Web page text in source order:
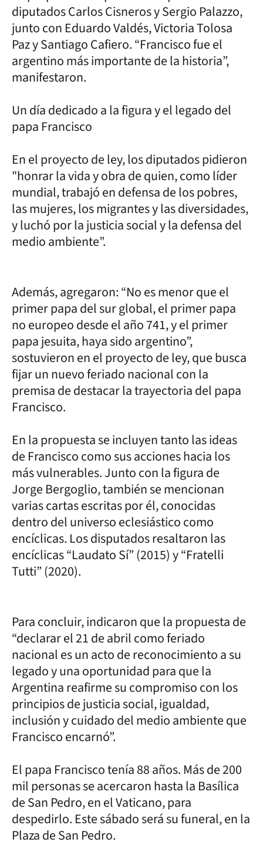
diputados Carlos Cisneros y Sergio Palazzo,
junto con Eduardo Valdés, Victoria Tolosa
Paz y Santiago Cafiero. “Francisco fue el
argentino más importante de la historia”,
manifestaron.
Un día dedicado a la figura y el legado del
papa Francisco
En el proyecto de ley, los diputados pidieron
"honrar la vida y obra de quien, como líder
mundial, trabajó en defensa de los pobres,
las mujeres, los migrantes y las diversidades,
y luchó por la justicia social y la defensa del
medio ambiente”.
Además, agregaron: “No es menor que el
primer papa del sur global, el primer papa
no europeo desde el año 741, y el primer
papa jesuita, haya sido argentino”,
sostuvieron en el proyecto de ley, que busca
fijar un nuevo feriado nacional con la
premisa de destacar la trayectoria del papa
Francisco.
En la propuesta se incluyen tanto las ideas
de Francisco como sus acciones hacia los
más vulnerables. Junto con la figura de
Jorge Bergoglio, también se mencionan
varias cartas escritas por él, conocidas
dentro del universo eclesiástico como
encíclicas. Los disputados resaltaron las
encíclicas “Laudato Sí” (2015) y “Fratelli
Tutti” (2020).
Para concluir, indicaron que la propuesta de
“declarar el 21 de abril como feriado
nacional es un acto de reconocimiento a su
legado y una oportunidad para que la
Argentina reafirme su compromiso con los
principios de justicia social, igualdad,
inclusión y cuidado del medio ambiente que
Francisco encarnó”.
El papa Francisco tenía 88 años. Más de 200
mil personas se acercaron hasta la Basílica
de San Pedro, en el Vaticano, para
despedirlo. Este sábado será su funeral, en la
Plaza de San Pedro.